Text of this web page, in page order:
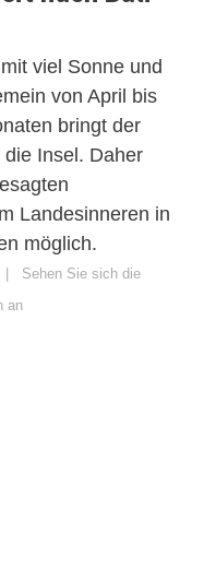
viel Sonne und
von April bis
bringt der
Insel. Daher
Landesinneren in
möglich.
Sehen Sie sich die
an